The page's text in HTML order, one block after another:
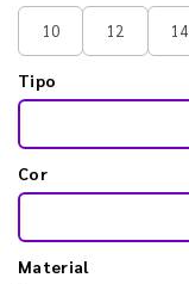
10 12 14
Tipo
Cor
Material